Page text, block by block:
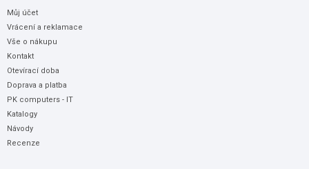
Můj účet
Vrácení a reklamace
Vše o nákupu
Kontakt
Otevírací doba
Doprava a platba
PK computers - IT
Katalogy
Návody
Recenze